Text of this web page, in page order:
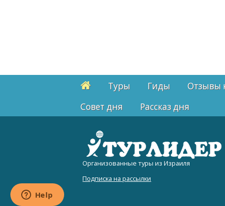
Туры Гиды Отзывы
Cовет дня
Рассказ дня
Организованные туры из Израиля
Подписка на рассылки